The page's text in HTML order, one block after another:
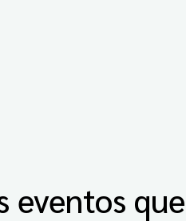
eventos